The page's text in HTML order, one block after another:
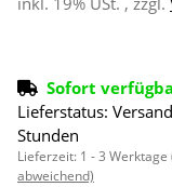
Sofort
Lieferstatus:
Stunden
Lieferzeit: 1 - 3 Werktage
abweichend)